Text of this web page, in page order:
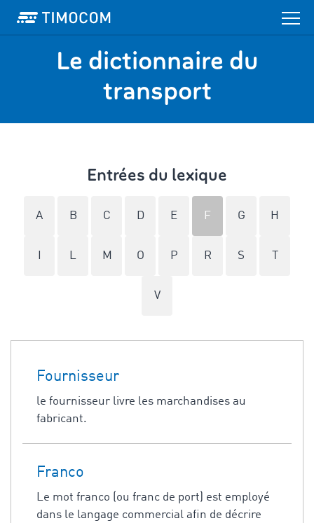
Le dictionnaire du
transport
Entrées du lexique
A B C D E F G H
L M O P R S
V
Fournisseur
le fournisseur livre les marchandises au
fabricant.
Franco
Le mot franco (ou franc de port) est employé
dans le langage commercial afin de décrire